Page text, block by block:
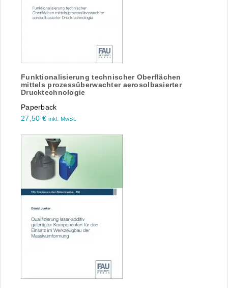
Funktionalisierung technischer Oberflächen
mittels prozessüberwachter aerosolbasierter
Drucktechnologie
Paperback
27,50 € inkl. MwSt.